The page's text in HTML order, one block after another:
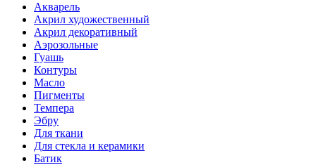
Акварель
Акрил художественный
Акрил декоративный
Аэрозольные
Гуашь
Контуры
Масло
Пигменты
Темпера
Эбру
Для ткани
Для стекла и керамики
Батик